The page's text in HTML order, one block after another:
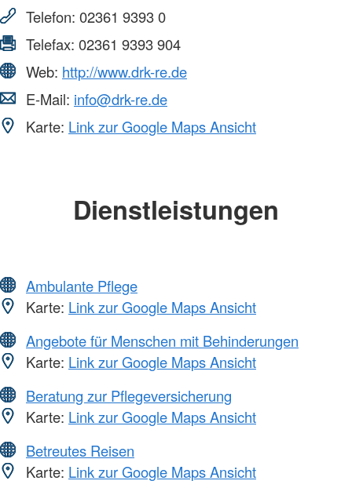
Telefon: 02361 9393 0
Telefax: 02361 9393 904
Web: http://www.drk-re.de
E-Mail: info@drk-re.de
Karte: Link zur Google Maps Ansicht
Dienstleistungen
Ambulante Pflege
Karte: Link zur Google Maps Ansicht
Angebote für Menschen mit Behinderungen
Karte: Link zur Google Maps Ansicht
Beratung zur Pflegeversicherung
Karte: Link zur Google Maps Ansicht
Betreutes Reisen
Karte: Link zur Google Maps Ansicht